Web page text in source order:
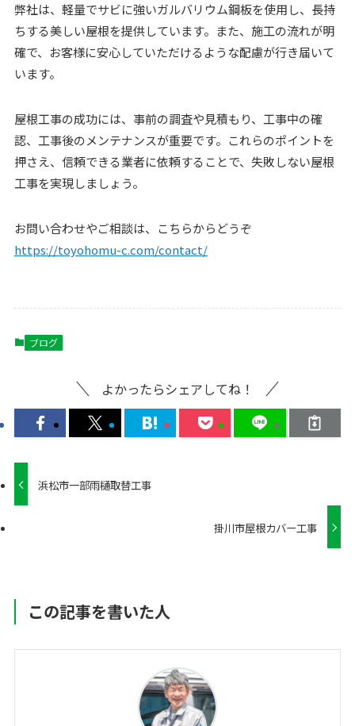
弊社は、軽量でサビに強いガルバリウム鋼板を使用し、長持
ちする美しい屋根を提供しています。また、施工の流れが明
確で、お客様に安心していただけるような配慮が行き届いて
います。
屋根工事の成功には、事前の調査や見積もり、工事中の確
認、工事後のメンテナンスが重要です。これらのポイントを
押さえ、信頼できる業者に依頼することで、失敗しない屋根
工事を実現しましょう。
お問い合わせやご相談は、こちらからどうぞ
https://toyohomu-c.com/contact/
ブログ
よかったらシェアしてね！
浜松市一部雨樋取替工事
掛川市屋根カバー工事
この記事を書いた人